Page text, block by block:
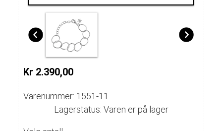
Kr 2.390,00
Varenummer: 1551-11
Lagerstatus: Varen er på lager